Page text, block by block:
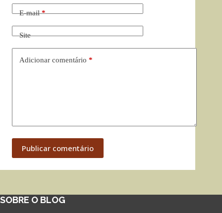
E-mail*
Site
Adicionar comentário *
Publicar comentário
SOBRE O BLOG